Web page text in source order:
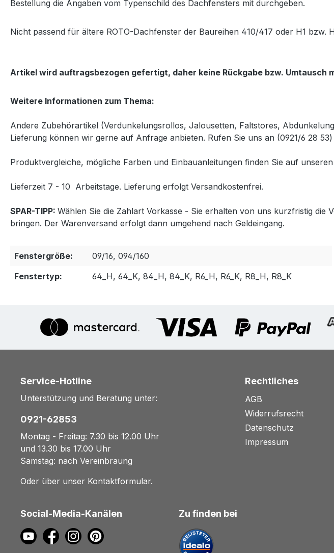
Bestellung die Angaben vom Typenschild des Dachfensters mit durchgeben.
Nicht passend für ältere ROTO-Dachfenster der Baureihen 410/417 oder H1
Artikel wird auftragsbezogen gefertigt, daher keine Rückgabe bzw. Umtausch
Weitere Informationen zum Thema:
Andere Zubehörartikel (Verdunkelungsrollos, Jalousetten, Faltstores,
Lieferung können wir gerne auf Anfrage anbieten. Rufen Sie uns an (0921/6 28
Produktvergleiche, mögliche Farben und Einbauanleitungen finden Sie auf
Lieferzeit 7 - 10 Arbeitstage. Lieferung erfolgt Versandkostenfrei.
SPAR-TIPP: Wählen Sie die Zahlart Vorkasse - Sie erhalten von uns kurzfristig
bringen. Der Warenversand erfolgt dann umgehend nach Geldeingang.
Fenstergröße:
09/16, 094/160
Fenstertyp:
64_H, 64_K, 84_H, 84_K, R6_H, R6_K, R8_H, R8_K
Service-Hotline
Unterstützung und Beratung unter:
0921-62853
Montag - Freitag: 7.30 bis 12.00 Uhr
und 13.30 bis 17.00 Uhr
Samstag: nach Vereinbraung
Oder über unser Kontaktformular.
Rechtliches
AGB
Widerrufsrecht
Datenschutz
Impressum
Social-Media-Kanälen Zu finden bei